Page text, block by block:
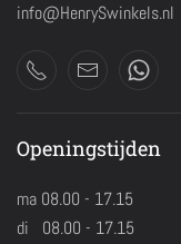
info@HenrySwinkels.nl
Openingstijden
ma 08.00 - 17.15
di 08.00 - 17.15